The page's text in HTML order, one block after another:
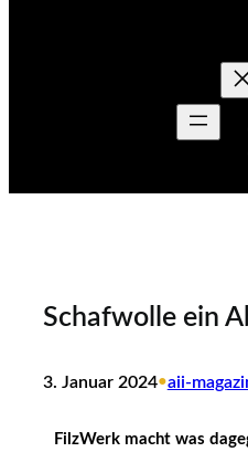
Schafwolle ein
3. Januar 2024•aii-
FilzWerk macht was